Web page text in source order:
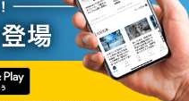
バーする新たな電熱モデルを発表